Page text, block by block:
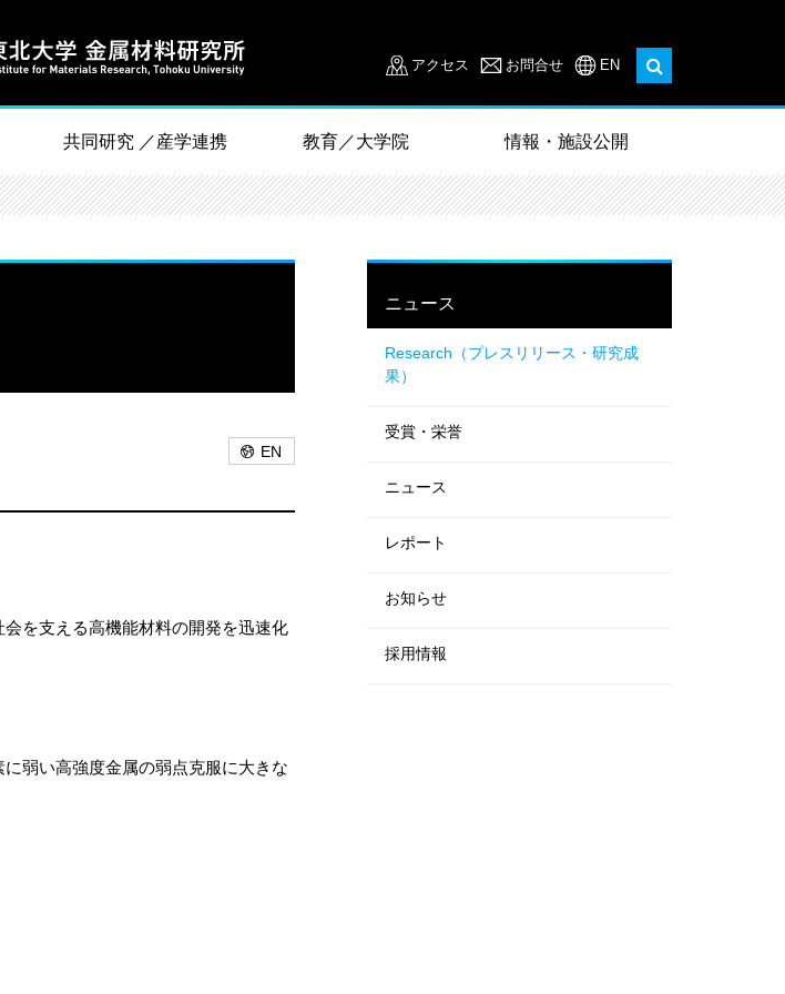
アクセス お問合せ EN
共同研究 ／産学連携 教育／大学院 情報・施設公開
EN
を支える高機能材料の開発を迅速化
弱い高強度金属の弱点克服に大きな
ニュース
Research（プレスリリース・研究成
果）
受賞・栄誉
ニュース
レポート
お知らせ
採用情報